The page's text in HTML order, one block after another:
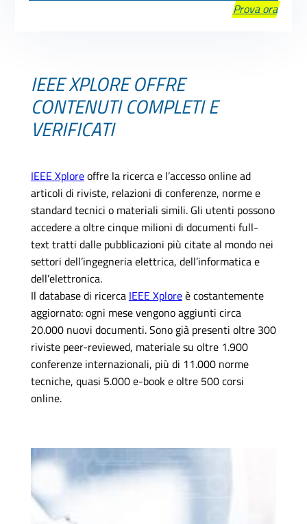
Prova ora
IEEE XPLORE OFFRE
CONTENUTI COMPLETI E
VERIFICATI
IEEE Xploreoffre la ricerca e l’accesso online ad
articoli di riviste, relazioni di conferenze, norme e
standard tecnici o materiali simili. Gli utenti possono
accedere a oltre cinque milioni di documenti full-
text tratti dalle pubblicazioni più citate al mondo nei
settori dell’ingegneria elettrica, dell’informatica e
dell’elettronica.
Il database di ricerca IEEE Xploreè costantemente
aggiornato: ogni mese vengono aggiunti circa
20.000 nuovi documenti. Sono già presenti oltre 300
riviste peer-reviewed, materiale su oltre 1.900
conferenze internazionali, più di 11.000 norme
tecniche, quasi 5.000 e-book e oltre 500 corsi
online.